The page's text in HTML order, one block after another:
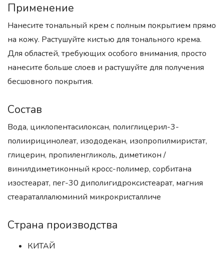
Применение
Нанесите тональный крем с полным покрытием прямо
на кожу. Растушуйте кистью для тонального крема.
Для областей, требующих особого внимания, просто
нанесите больше слоев и растушуйте для получения
бесшовного покрытия.
Состав
Вода, циклопентасилоксан, полиглицерил-3-
полиирицинолеат, изододекан, изопропилмиристат,
глицерин, пропиленгликоль, диметикон /
винилдиметиконный кросс-полимер, сорбитана
изостеарат, пег-30 диполигидроксистеарат, магния
стеараталлалюминий микрокристалличе
Страна производства
КИТАЙ